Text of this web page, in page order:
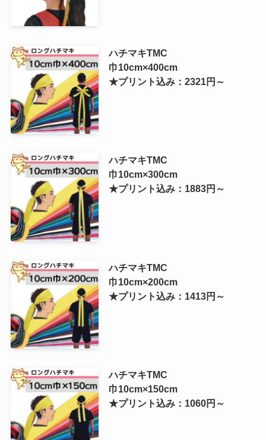
ハチマキTMC
巾10cm×400cm
★プリント込み：2321円～
ハチマキTMC
巾10cm×300cm
★プリント込み：1883円～
ハチマキTMC
巾10cm×200cm
★プリント込み：1413円～
ハチマキTMC
巾10cm×150cm
★プリント込み：1060円～